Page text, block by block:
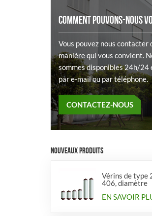
COMMENT POUVONS-NOUS
Vous pouvez nous contacter
manière qui vous convient.
sommes disponibles 24h/24
par e-mail ou par téléphone.
CONTACTEZ-NOUS
NOUVEAUX PRODUITS
Vérins de type
406, diamètre
EN SAVOIR